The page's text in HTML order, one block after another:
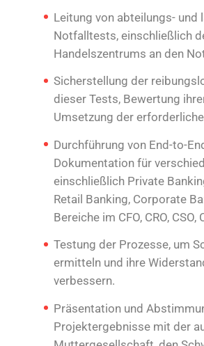
Leitung von abteilungs- und
Notfalltests, einschließlich
Handelszentrums an den
Sicherstellung der
dieser Tests, Bewertung
Umsetzung der
Durchführung von End-to-
Dokumentation für
einschließlich Private
Retail Banking, Corporate
Bereiche im CFO, CRO, CSO,
Testung der Prozesse, um
ermitteln und ihre
verbessern.
Präsentation und
Projektergebnisse mit der